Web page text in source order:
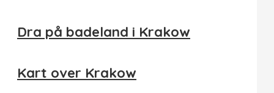
Dra på badeland i Krakow
Kart over Krakow